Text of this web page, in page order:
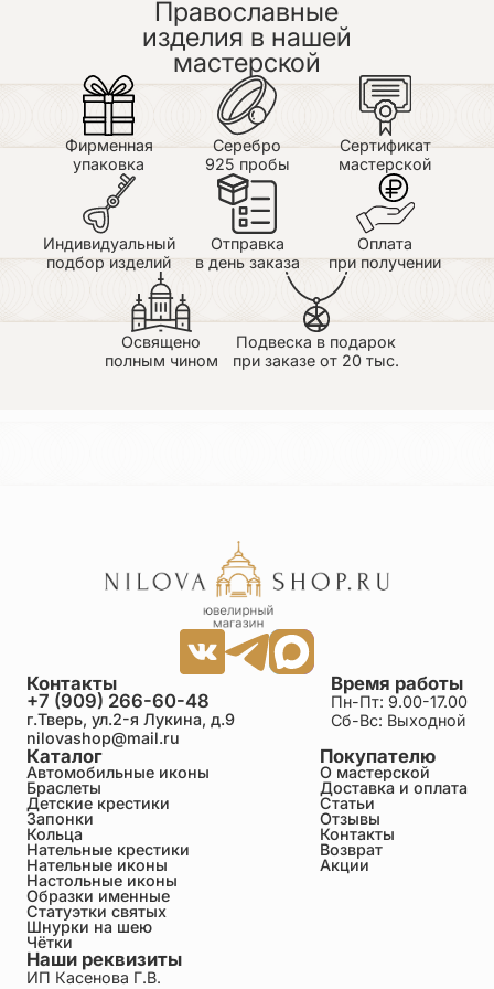
Православные
изделия в нашей
мастерской
Фирменная
упаковка
Серебро
925 пробы
Сертификат
мастерской
Индивидуальный
подбор изделий
Отправка
в день заказа
Оплата
при получении
Освящено
полным чином
Подвеска в подарок
при заказе от 20 тыс.
Каталог
Автомобильные иконы
Браслеты
Детские крестики
Запонки
Кольца
Нательные крестики
Нательные иконы
Настольные иконы
Образки именные
Статуэтки святых
Шнурки на шею
Чётки
Покупателю
О мастерской
Доставка и оплата
Статьи
Отзывы
Контакты
Возврат
Акции
Время работы
Пн-Пт: 9.00-17.00
Сб-Вс: Выходной
Контакты
+7 (909) 266-60-48
г.Тверь, ул.2-я Лукина, д.9
nilovashop@mail.ru
Наши реквизиты
ИП Касенова Г.В.